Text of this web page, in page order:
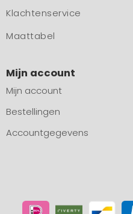
Klachtenservice
Maattabel
Mijn account
Mijn account
Bestellingen
Accountgegevens